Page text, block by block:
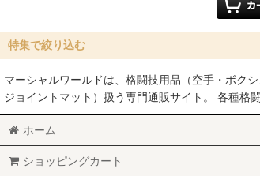
特集で絞り込む
空手
MMA総合格闘技
マーシャルワールドは、格闘技用品（空手・ボク
ジョイントマット）扱う専門通販サイト。 各種格
ホーム
ショッピングカート